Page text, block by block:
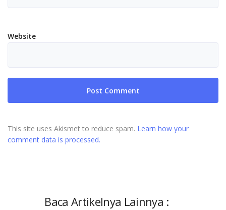
Website
This site uses Akismet to reduce spam. Learn how your
comment data is processed.
Baca Artikelnya Lainnya :